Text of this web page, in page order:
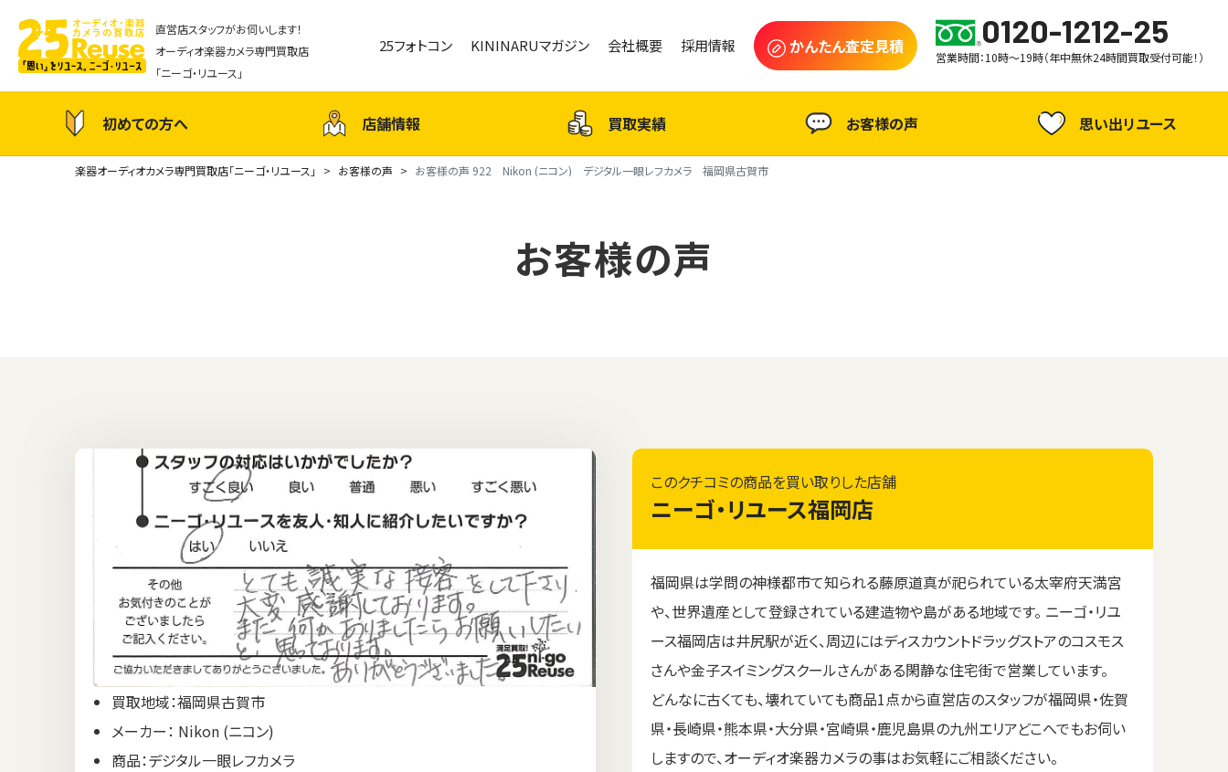
直営店スタッフがお伺いします！
オーディオ楽器カメラ専門買取店
「ニーゴ・リユース」
25フォトコン KININARUマガジン 会社概要 採用情報 かんたん査定見積 0120-1212-25
営業時間：10時～19時（年中無休24時間買取受付可能！）
初めての方へ 店舗情報 買取実績 お客様の声 思い出リユース
楽器オーディオカメラ専門買取店「ニーゴ・リユース」 お客様の声 お客様の声 922 Nikon (ニコン) デジタル一眼レフカメラ 福岡県古賀市
お客様の声
買取地域：福岡県古賀市
メーカー： Nikon (ニコン)
商品：デジタル一眼レフカメラ
このクチコミの商品を買い取りした店舗
ニーゴ・リユース福岡店
福岡県は学問の神様都市て知られる藤原道真が祀られている太宰府天満宮
や、世界遺産として登録されている建造物や島がある地域です。 ニーゴ・リユ
ース福岡店は井尻駅が近く、周辺にはディスカウントドラッグストアのコスモス
さんや金子スイミングスクールさんがある閑静な住宅街で営業しています。
どんなに古くても、壊れていても商品1点から直営店のスタッフが福岡県・佐賀
県・長崎県・熊本県・大分県・宮崎県・鹿児島県の九州エリアどこへでもお伺い
しますので、オーディオ楽器カメラの事はお気軽にご相談ください。